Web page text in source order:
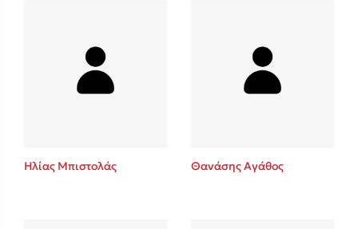
Ηλίας Μπιστολάς Θανάσης Αγάθος